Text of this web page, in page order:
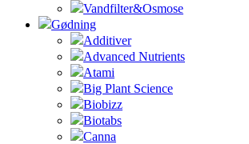
Vandfilter&Osmose
Gødning
Additiver
Advanced Nutrients
Atami
Big Plant Science
Biobizz
Biotabs
Canna